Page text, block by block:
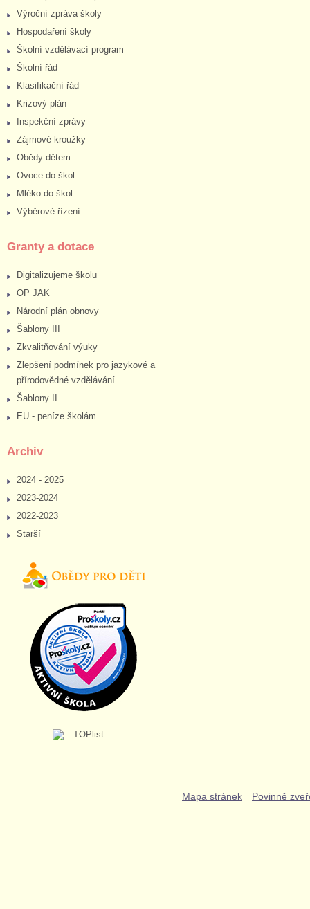
Výroční zpráva školy
Hospodaření školy
Školní vzdělávací program
Školní řád
Klasifikační řád
Krizový plán
Inspekční zprávy
Zájmové kroužky
Obědy dětem
Ovoce do škol
Mléko do škol
Výběrové řízení
Granty a dotace
Digitalizujeme školu
OP JAK
Národní plán obnovy
Šablony III
Zkvalitňování výuky
Zlepšení podmínek pro jazykové a
přírodovědné vzdělávání
Šablony II
EU - peníze školám
Archiv
2024 - 2025
2023-2024
2022-2023
Starší
Mapa stránek Povinně